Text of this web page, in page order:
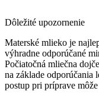
Dôležité upozornenie
Materské mlieko je
výhradne odporúčané
Počiatočná mliečna
na základe odporúčania
postup pri príprave